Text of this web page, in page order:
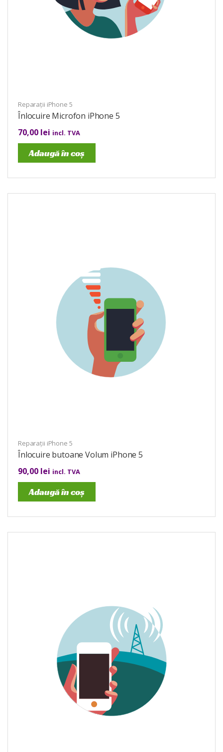
Reparații iPhone 5
Înlocuire Microfon iPhone 5
70,00 lei incl. TVA
Adaugă în coș
Reparații iPhone 5
Înlocuire butoane Volum iPhone 5
90,00 lei incl. TVA
Adaugă în coș